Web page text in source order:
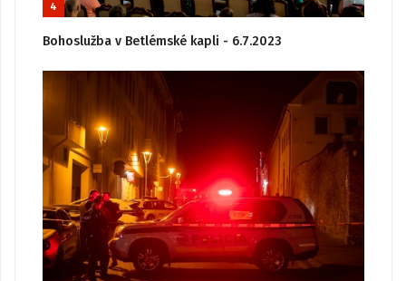
4
Bohoslužba v Betlémské kapli - 6.7.2023